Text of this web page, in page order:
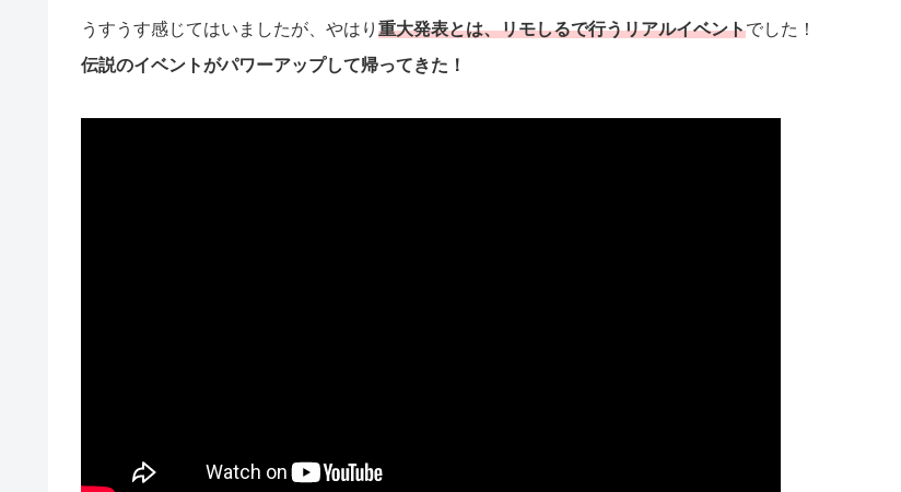
うすうす感じてはいましたが、やはり 重大発表とは、リモしるで行うリアルイベントでした！
伝説のイベントがパワーアップして帰ってきた！